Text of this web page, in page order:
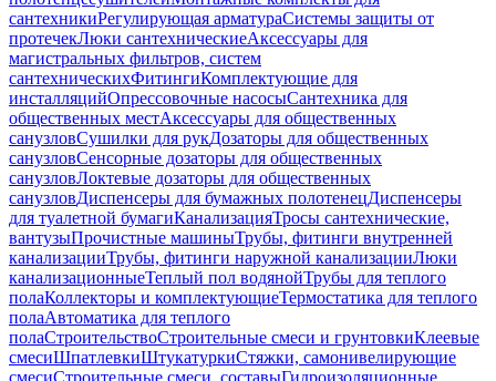
сантехникиРегулирующая арматураСистемы защиты от
протечекЛюки сантехническиеАксессуары для
магистральных фильтров, систем
сантехническихФитингиКомплектующие для
инсталляцийОпрессовочные насосыСантехника для
общественных местАксессуары для общественных
санузловСушилки для рукДозаторы для общественных
санузловСенсорные дозаторы для общественных
санузловЛоктевые дозаторы для общественных
санузловДиспенсеры для бумажных полотенецДиспенсеры
для туалетной бумагиКанализацияТросы сантехнические,
вантузыПрочистные машиныТрубы, фитинги внутренней
канализацииТрубы, фитинги наружной канализацииЛюки
канализационныеТеплый пол водянойТрубы для теплого
полаКоллекторы и комплектующиеТермостатика для теплого
полаАвтоматика для теплого
полаСтроительствоСтроительные смеси и грунтовкиКлеевые
смесиШпатлевкиШтукатуркиСтяжки, самонивелирующие
смесиСтроительные смеси, составыГидроизоляционные